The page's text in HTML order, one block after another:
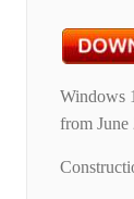
Windows
from June